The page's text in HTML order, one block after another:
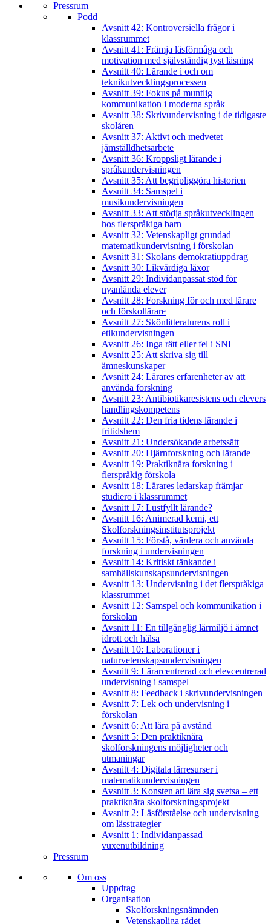
Pressrum
Podd
Avsnitt 42: Kontroversiella frågor i
klassrummet
Avsnitt 41: Främja läsförmåga och
motivation med självständig tyst läsning
Avsnitt 40: Lärande i och om
teknikutvecklingsprocessen
Avsnitt 39: Fokus på muntlig
kommunikation i moderna språk
Avsnitt 38: Skrivundervisning i de tidigaste
skolåren
Avsnitt 37: Aktivt och medvetet
jämställdhetsarbete
Avsnitt 36: Kroppsligt lärande i
språkundervisningen
Avsnitt 35: Att begripliggöra historien
Avsnitt 34: Samspel i
musikundervisningen
Avsnitt 33: Att stödja språkutvecklingen
hos flerspråkiga barn
Avsnitt 32: Vetenskapligt grundad
matematikundervisning i förskolan
Avsnitt 31: Skolans demokratiuppdrag
Avsnitt 30: Likvärdiga läxor
Avsnitt 29: Individanpassat stöd för
nyanlända elever
Avsnitt 28: Forskning för och med lärare
och förskollärare
Avsnitt 27: Skönlitteraturens roll i
etikundervisningen
Avsnitt 26: Inga rätt eller fel i SNI
Avsnitt 25: Att skriva sig till
ämneskunskaper
Avsnitt 24: Lärares erfarenheter av att
använda forskning
Avsnitt 23: Antibiotikaresistens och elevers
handlingskompetens
Avsnitt 22: Den fria tidens lärande i
fritidshem
Avsnitt 21: Undersökande arbetssätt
Avsnitt 20: Hjärnforskning och lärande
Avsnitt 19: Praktiknära forskning i
flerspråkig förskola
Avsnitt 18: Lärares ledarskap främjar
studiero i klassrummet
Avsnitt 17: Lustfyllt lärande?
Avsnitt 16: Animerad kemi, ett
Skolforskningsinstitutsprojekt
Avsnitt 15: Förstå, värdera och använda
forskning i undervisningen
Avsnitt 14: Kritiskt tänkande i
samhällskunskapsundervisningen
Avsnitt 13: Undervisning i det flerspråkiga
klassrummet
Avsnitt 12: Samspel och kommunikation i
förskolan
Avsnitt 11: En tillgänglig lärmiljö i ämnet
idrott och hälsa
Avsnitt 10: Laborationer i
naturvetenskapsundervisningen
Avsnitt 9: Lärarcentrerad och elevcentrerad
undervisning i samspel
Avsnitt 8: Feedback i skrivundervisningen
Avsnitt 7: Lek och undervisning i
förskolan
Avsnitt 6: Att lära på avstånd
Avsnitt 5: Den praktiknära
skolforskningens möjligheter och
utmaningar
Avsnitt 4: Digitala lärresurser i
matematikundervisningen
Avsnitt 3: Konsten att lära sig svetsa – ett
praktiknära skolforskningsprojekt
Avsnitt 2: Läsförståelse och undervisning
om lässtrategier
Avsnitt 1: Individanpassad
vuxenutbildning
Pressrum
Om oss
Uppdrag
Organisation
Skolforskningsnämnden
Vetenskapliga rådet